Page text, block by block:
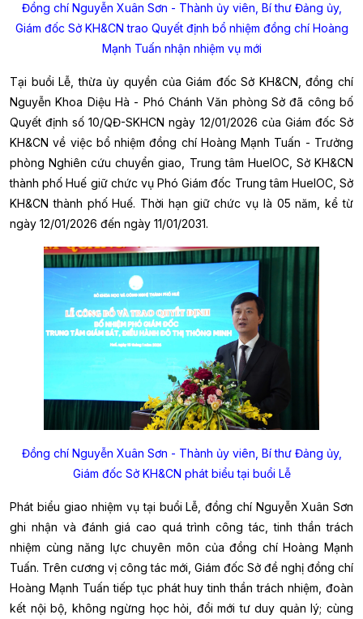
Đồng chí Nguyễn Xuân Sơn - Thành ủy viên, Bí thư Đảng ủy,
Giám đốc Sở KH&CN trao Quyết định bổ nhiệm đồng chí Hoàng
Mạnh Tuấn nhận nhiệm vụ mới
Tại buổi Lễ, thừa ủy quyền của Giám đốc Sở KH&CN, đồng chí
Nguyễn Khoa Diệu Hà - Phó Chánh Văn phòng Sở đã công bố
Quyết định số 10/QĐ-SKHCN ngày 12/01/2026 của Giám đốc Sở
KH&CN về việc bổ nhiệm đồng chí Hoàng Mạnh Tuấn - Trưởng
phòng Nghiên cứu chuyển giao, Trung tâm HueIOC, Sở KH&CN
thành phố Huế giữ chức vụ Phó Giám đốc Trung tâm HueIOC, Sở
KH&CN thành phố Huế. Thời hạn giữ chức vụ là 05 năm, kể từ
ngày 12/01/2026 đến ngày 11/01/2031.
Đồng chí Nguyễn Xuân Sơn - Thành ủy viên, Bí thư Đảng ủy,
Giám đốc Sở KH&CN phát biểu tại buổi Lễ
Phát biểu giao nhiệm vụtại buổi Lễ, đồng chí Nguyễn Xuân Sơn
ghi nhận và đánh giá cao quá trình công tác, tinh thần trách
nhiệm cùng năng lực chuyên môn của đồng chí Hoàng Mạnh
Tuấn. Trên cương vị công tác mới, Giám đốc Sở đề nghị đồng chí
Hoàng Mạnh Tuấn tiếp tục phát huy tinh thần trách nhiệm, đoàn
kết nội bộ, không ngừng học hỏi, đổi mới tư duy quản lý; cùng